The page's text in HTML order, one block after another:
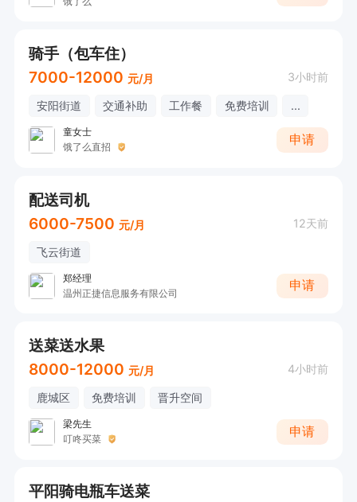
骑手（包车住）
7000-12000 元/月 3小时前
安阳街道 交通补助 工作餐 免费培训 ...
童女士
饿了么直招
申请
配送司机
6000-7500 元/月 12天前
飞云街道
郑经理
温州正捷信息服务有限公司
申请
送菜送水果
8000-12000 元/月 4小时前
鹿城区 免费培训 晋升空间
梁先生
叮咚买菜
申请
平阳骑电瓶车送菜